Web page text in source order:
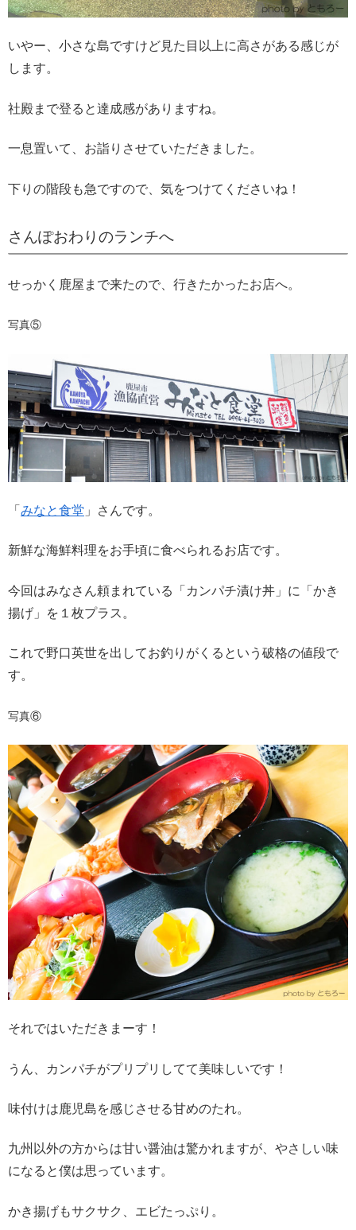
いやー、小さな島ですけど見た目以上に高さがある感じが
します。
社殿まで登ると達成感がありますね。
一息置いて、お詣りさせていただきました。
下りの階段も急ですので、気をつけてくださいね！
さんぽおわりのランチへ
せっかく鹿屋まで来たので、行きたかったお店へ。
写真⑤
「 みなと食堂 」さんです。
新鮮な海鮮料理をお手頃に食べられるお店です。
今回はみなさん頼まれている「カンパチ漬け丼」に「かき
揚げ」を１枚プラス。
これで野口英世を出してお釣りがくるという破格の値段で
す。
写真⑥
それではいただきまーす！
うん、カンパチがプリプリしてて美味しいです！
味付けは鹿児島を感じさせる甘めのたれ。
九州以外の方からは甘い醤油は驚かれますが、やさしい味
になると僕は思っています。
かき揚げもサクサク、エビたっぷり。